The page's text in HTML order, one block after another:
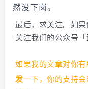
然没下岗。
最后，求关注。 如
关注我们的公众号「
如果我的文章对你
发一下，你的支持